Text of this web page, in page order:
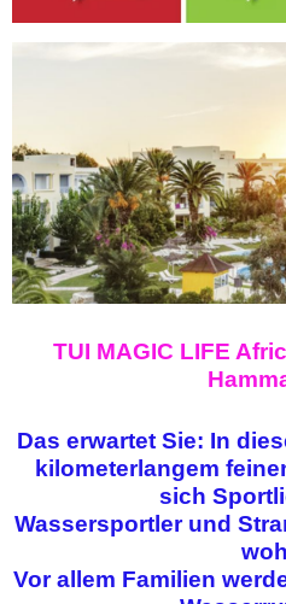
TUI MAGIC LIFE
Das erwartet Sie: In
kilometerlangem
sich
Wassersportler und
Vor allem Familien